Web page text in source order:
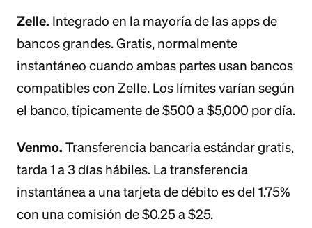
Zelle. Integrado en la mayoría de las apps de
bancos grandes. Gratis, normalmente
instantáneo cuando ambas partes usan bancos
compatibles con Zelle. Los límites varían según
el banco, típicamente de $500 a $5,000 por día.
Venmo. Transferencia bancaria estándar gratis,
tarda 1 a 3 días hábiles. La transferencia
instantánea a una tarjeta de débito es del 1.75%
con una comisión de $0.25 a $25.